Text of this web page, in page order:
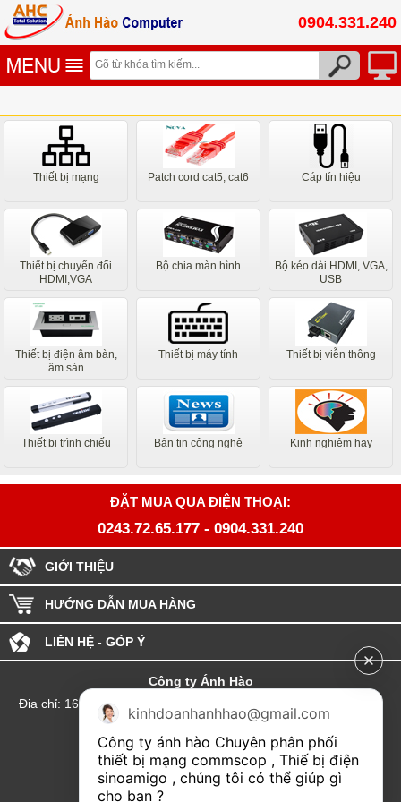
0904.331.240
Thiết bị mạng Patch cord cat5, cat6 Cáp tín hiệu
Thiết bị chuyển đổi
HDMI,VGA
Bộ chia màn hình
Bộ kéo dài HDMI, VGA,
USB
Thiết bị điện âm bàn,
âm sàn
Thiết bị máy tính Thiết bị viễn thông
Thiết bị trình chiếu Bản tin công nghệ Kinh nghiệm hay
ĐẶT MUA QUA ĐIỆN THOẠI:
0243.72.65.177 - 0904.331.240
GIỚI THIỆU
HƯỚNG DẪN MUA HÀNG
LIÊN HỆ - GÓP Ý
Công ty Ánh Hào
Đia chỉ: 164 Phố Chùa Láng - Phường Láng - Thành phố Hà Nội
hotline:0904.331.240
Email: Kinhdoanhanhhao@gmail.com
Đại lý Hải Phòng
kinhdoanhanhhao@gmail.com
Công ty ánh hào Chuyên phân phối
thiết bị mạng commscop , Thiế bị điện
sinoamigo , chúng tôi có thể giúp gì
cho bạn ?